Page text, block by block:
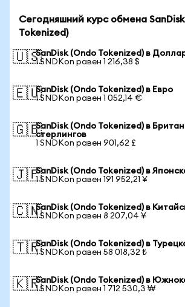
Сегодняшний курс обмена
Tokenized)
🇺🇸SanDisk (Ondo Tokenized) в
1 SNDKon равен 1 216,38 $
🇪🇺SanDisk (Ondo Tokenized) в Евро
1 SNDKon равен 1 052,14 €
🇬🇧SanDisk (Ondo Tokenized) в
стерлингов
1 SNDKon равен 901,62 £
🇯🇵SanDisk (Ondo Tokenized) в
1 SNDKon равен 191 952,21 ¥
🇨🇳SanDisk (Ondo Tokenized) в
1 SNDKon равен 8 207,04 ¥
🇹🇷SanDisk (Ondo Tokenized) в
1 SNDKon равен 58 018,32 ₺
🇰🇷SanDisk (Ondo Tokenized) в
1 SNDKon равен 1 712 530,3 ₩